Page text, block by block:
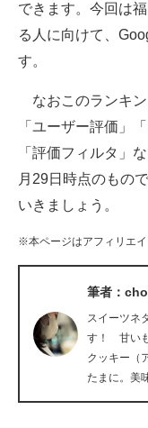
進化するPCとデバイ
ビジネスと働き方の
企業ITのトレンドを
ITエンジニア向け専
企業向けIT製品の総
IT製品の技術・比較
できます。今回は
る人に向けて、
す。
なおこのランキン
「ユーザー評価」
「評価フィルタ」
月29日時点のもの
いきましょう。
※本ページはアフィリエ
筆者：
スイーツネ
す！ 甘い
クッキー（
たまに。美